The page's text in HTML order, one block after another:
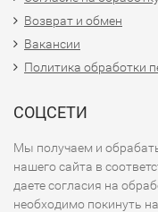
Возврат и обмен
Вакансии
Политика обработки
СОЦСЕТИ
Мы получаем и
нашего сайта в
даете согласия на
необходимо покинуть